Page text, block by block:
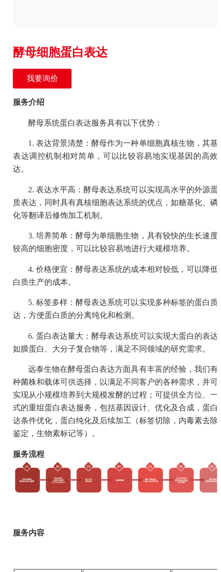
酵母细胞蛋白表达
我要询价
服务介绍
酵母系统蛋白表达服务具有以下优势：
1. 表达背景清楚：酵母作为一种单细胞真核生物，其基
表达调控机制相对简单，可以比较容易地实现基因的高效
达。
2. 表达水平高：酵母表达系统可以实现高水平的外源蛋
质表达，同时具有真核细胞表达系统的优点，如糖基化、磷
化等翻译后修饰加工机制。
3. 培养简单：酵母为单细胞生物，具有较快的生长速度
较高的细胞密度，可以比较容易地进行大规模培养。
4. 价格便宜：酵母表达系统的成本相对较低，可以降低
白质生产的成本。
5. 标签多样：酵母表达系统可以实现多种标签的蛋白质
达，方便蛋白质的分离纯化和检测。
6. 蛋白表达量大：酵母表达系统可以实现大蛋白的表达
如膜蛋白、大分子复合物等，满足不同领域的研究需求。
远泰生物在酵母蛋白表达方面具有丰富的经验，我们有
种菌株和载体可供选择，以满足不同客户的各种需求，并可
实现从小规模培养到大规模发酵的过程；可提供全方位、一
式的重组蛋白表达服务，包括基因设计、优化及合成，蛋白
达条件优化，蛋白纯化及后续加工（标签切除，内毒素去除
鉴定，生物素标记等）。
服务流程
服务内容